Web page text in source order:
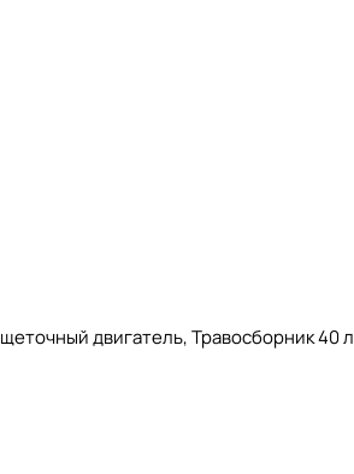
двигатель, Травосборник 40 л